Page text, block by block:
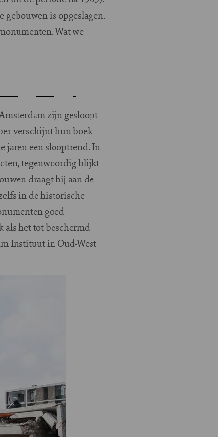
gebouwen is opgeslagen.
Wat we
zijn gesloopt
verschijnt hun boek
jaren een slooptrend. In
tegenwoordig blijkt
draagt bij aan de
in de historische
goed
als het tot beschermd
Instituut in Oud-West